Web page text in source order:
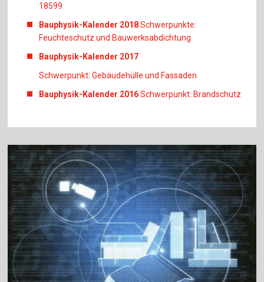
18599
Bauphysik-Kalender 2018Schwerpunkte:
Feuchteschutz und Bauwerksabdichtung
Bauphysik-Kalender 2017
Schwerpunkt: Gebäudehülle und Fassaden
Bauphysik-Kalender 2016Schwerpunkt: Brandschutz